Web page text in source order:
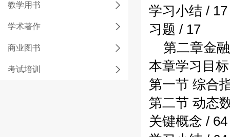
教学用书
学术著作
商业图书
考试培训
学习小结 / 17
习题 / 17
第二章金
本章学习目
第一节 综合
第二节 动态
关键概念 / 64